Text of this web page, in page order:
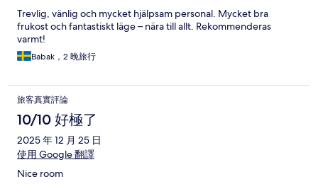
Trevlig, vänlig och mycket hjälpsam personal. Mycket bra
frukost och fantastiskt läge – nära till allt. Rekommenderas
varmt!
Babak，2 晚旅行
旅客真實評論
10/10 好極了
2025 年 12 月 25 日
使用 Google 翻譯
Nice room